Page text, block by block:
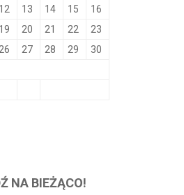
12 13 14 15
16
19 20 21 22
23
26 27 28 29
30
NA BIEŻĄCO!